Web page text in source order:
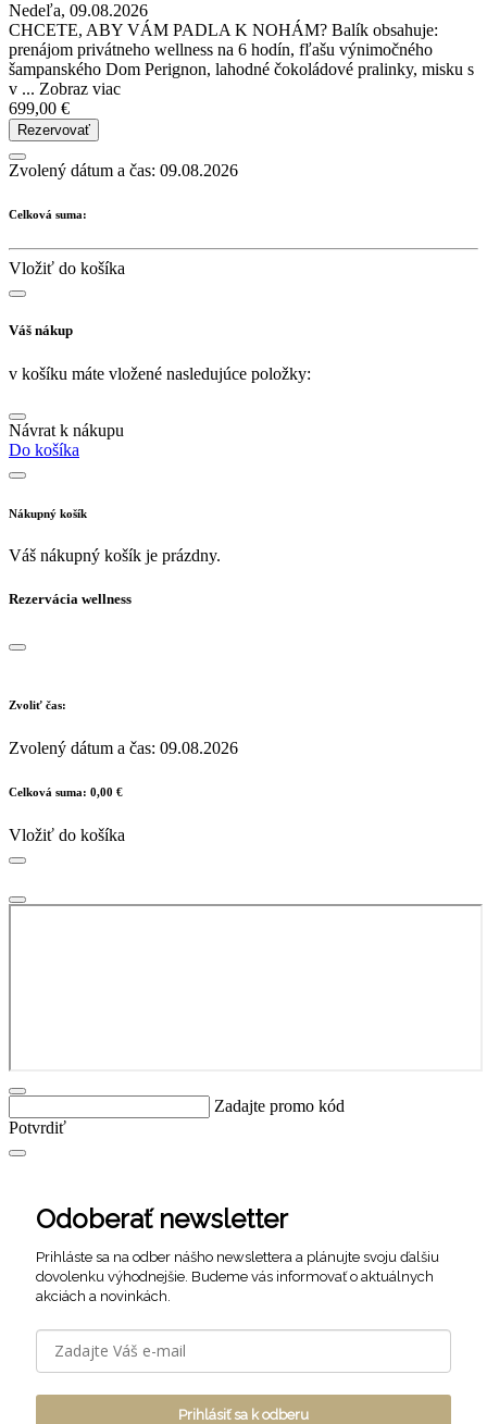
Nedeľa, 09.08.2026
CHCETE, ABY VÁM PADLA K NOHÁM? Balík obsahuje:
prenájom privátneho wellness na 6 hodín, fľašu výnimočného
šampanského Dom Perignon, lahodné čokoládové pralinky, misku s
v ... Zobraz viac
699,00 €
Rezervovať
Zvolený dátum a čas: 09.08.2026
Celková suma:
Vložiť do košíka
Váš nákup
v košíku máte vložené nasledujúce položky:
Návrat k nákupu
Do košíka
Nákupný košík
Váš nákupný košík je prázdny.
Rezervácia wellness
Zvoliť čas:
Zvolený dátum a čas: 09.08.2026
Celková suma: 0,00 €
Vložiť do košíka
Zadajte promo kód
Potvrdiť
Odoberať newsletter
Prihláste sa na odber nášho newslettera a plánujte svoju ďalšiu
dovolenku výhodnejšie. Budeme vás informovať o aktuálnych
akciách a novinkách.
Prihlásiť sa k odberu